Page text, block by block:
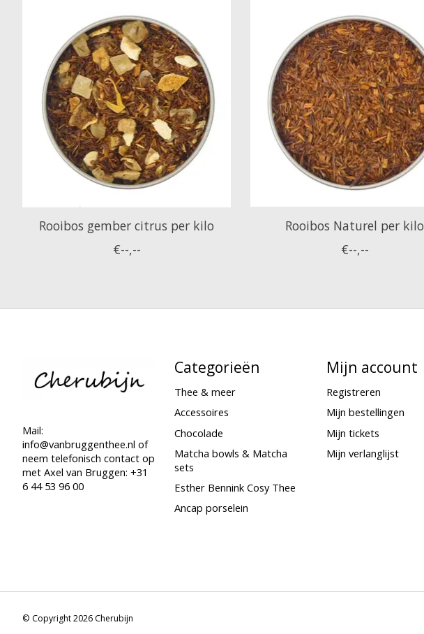
Rooibos gember citrus per kilo
€--,--
Rooibos Naturel per kilo
€--,--
Mail:
info@vanbruggenthee.nl of
neem telefonisch contact op
met Axel van Bruggen: +31
6 44 53 96 00
Categorieën
Thee & meer
Accessoires
Chocolade
Matcha bowls & Matcha
sets
Esther Bennink Cosy Thee
Ancap porselein
Mijn account
Registreren
Mijn bestellingen
Mijn tickets
Mijn verlanglijst
© Copyright 2026 Cherubijn